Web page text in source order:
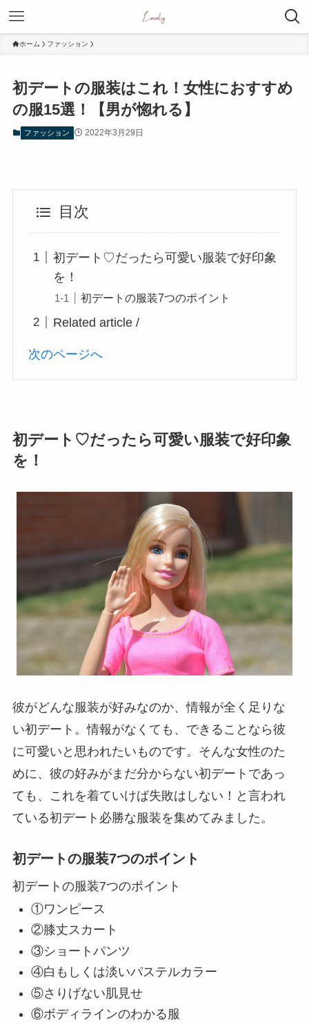
ホーム ファッション
初デートの服装はこれ！女性におすすめ
の服15選！【男が惚れる】
ファッション 2022年3月29日
目次
初デート♡だったら可愛い服装で好印象
を！
初デートの服装7つのポイント
Related article /
次のページへ
初デート♡だったら可愛い服装で好印象
を！
彼がどんな服装が好みなのか、情報が全く足りな
い初デート。情報がなくても、できることなら彼
に可愛いと思われたいものです。そんな女性のた
めに、彼の好みがまだ分からない初デートであっ
ても、これを着ていけば失敗はしない！と言われ
ている初デート必勝な服装を集めてみました。
初デートの服装7つのポイント
初デートの服装7つのポイント
①ワンピース
②膝丈スカート
③ショートパンツ
④白もしくは淡いパステルカラー
⑤さりげない肌見せ
⑥ボディラインのわかる服